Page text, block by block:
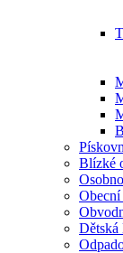
Blízké
Dětská